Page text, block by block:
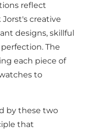
reflect
creative
designs, skillful
The
each piece of
to
by these two
that